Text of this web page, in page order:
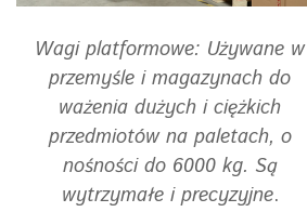
Wagi platformowe: Używane w
przemyśle i magazynach do
ważenia dużych i ciężkich
przedmiotów na paletach, o
nośności do 6000 kg. Są
wytrzymałe i precyzyjne.